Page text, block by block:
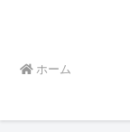
ホーム